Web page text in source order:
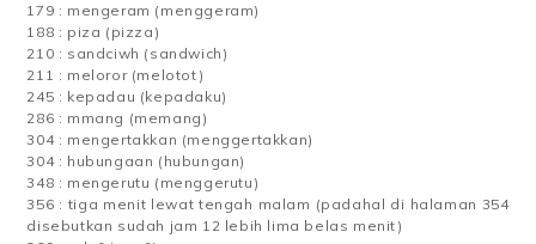
179 : mengeram (menggeram)
188 : piza (pizza)
210 : sandciwh (sandwich)
211 : meloror (melotot)
245 : kepadau (kepadaku)
286 : mmang (memang)
304 : mengertakkan (menggertakkan)
304 : hubungaan (hubungan)
348 : mengerutu (menggerutu)
356 : tiga menit lewat tengah malam (padahal di halaman 354
disebutkan sudah jam 12 lebih lima belas menit)